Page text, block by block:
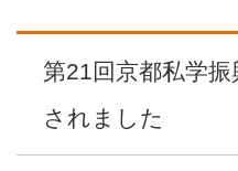
第21回京都私学
されました